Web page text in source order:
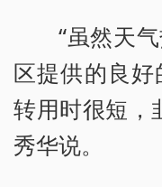
“虽然天
区提供的良
转用时很短，
秀华说。